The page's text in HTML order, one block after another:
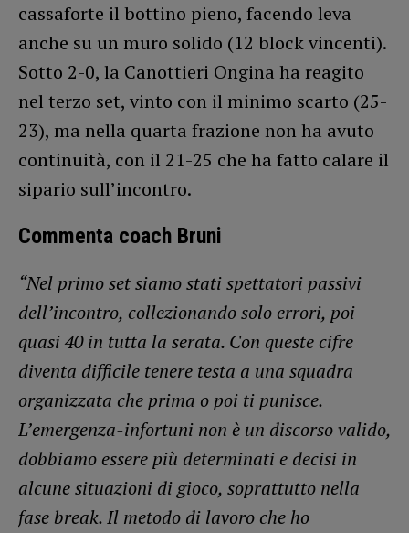
cassaforte il bottino pieno, facendo leva
anche su un muro solido (12 block vincenti).
Sotto 2-0, la Canottieri Ongina ha reagito
nel terzo set, vinto con il minimo scarto (25-
23), ma nella quarta frazione non ha avuto
continuità, con il 21-25 che ha fatto calare il
sipario sull’incontro.
Commenta coach Bruni
“Nel primo set siamo stati spettatori passivi
dell’incontro, collezionando solo errori, poi
quasi 40 in tutta la serata. Con queste cifre
diventa difficile tenere testa a una squadra
organizzata che prima o poi ti punisce.
L’emergenza-infortuni non è un discorso valido,
dobbiamo essere più determinati e decisi in
alcune situazioni di gioco, soprattutto nella
fase break. Il metodo di lavoro che ho